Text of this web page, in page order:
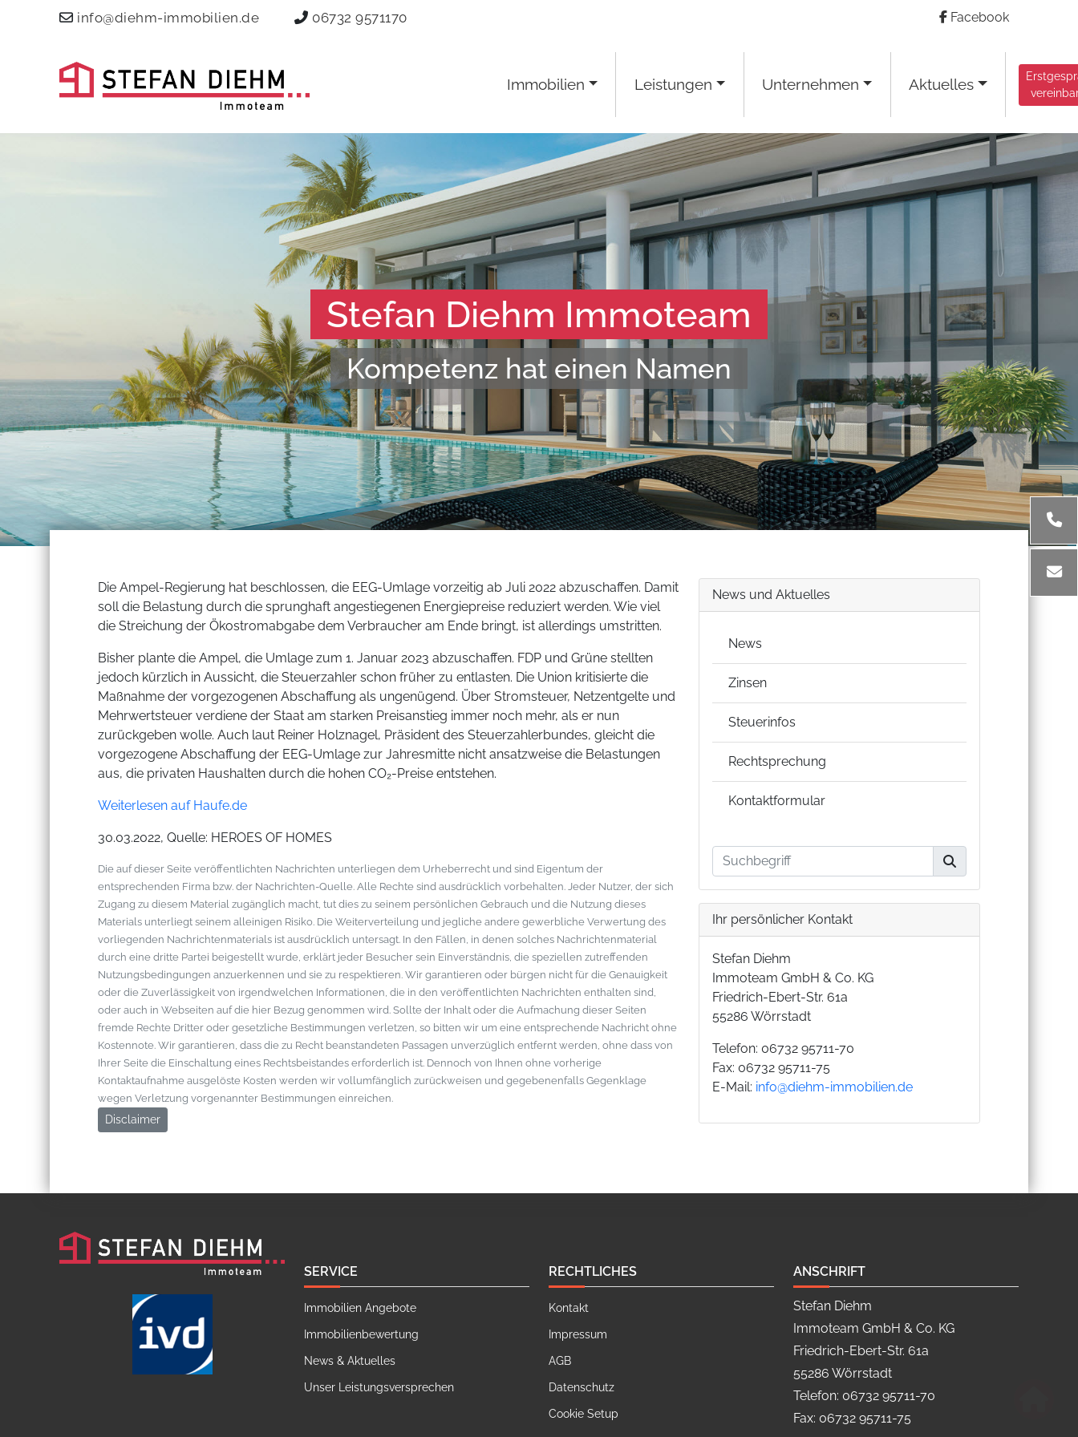
info@diehm-immobilien.de 06732 9571170 Facebook
Immobilien Leistungen Unternehmen Aktuelles
Stefan Diehm Immoteam
Kompetenz hat einen Namen
Die Ampel-Regierung hat beschlossen, die EEG-Umlage vorzeitig ab Juli 2022 abzuschaffen. Damit
soll die Belastung durch die sprunghaft angestiegenen Energiepreise reduziert werden. Wie viel
die Streichung der Ökostromabgabe dem Verbraucher am Ende bringt, ist allerdings umstritten.
Bisher plante die Ampel, die Umlage zum 1. Januar 2023 abzuschaffen. FDP und Grüne stellten
jedoch kürzlich in Aussicht, die Steuerzahler schon früher zu entlasten. Die Union kritisierte die
Maßnahme der vorgezogenen Abschaffung als ungenügend. Über Stromsteuer, Netzentgelte und
Mehrwertsteuer verdiene der Staat am starken Preisanstieg immer noch mehr, als er nun
zurückgeben wolle. Auch laut Reiner Holznagel, Präsident des Steuerzahlerbundes, gleicht die
vorgezogene Abschaffung der EEG-Umlage zur Jahresmitte nicht ansatzweise die Belastungen
aus, die privaten Haushalten durch die hohen CO₂-Preise entstehen.
Weiterlesen auf Haufe.de
30.03.2022, Quelle: HEROES OF HOMES
Die auf dieser Seite veröffentlichten Nachrichten unterliegen dem Urheberrecht und sind Eigentum der
entsprechenden Firma bzw. der Nachrichten-Quelle. Alle Rechte sind ausdrücklich vorbehalten. Jeder Nutzer, der sich
Zugang zu diesem Material zugänglich macht, tut dies zu seinem persönlichen Gebrauch und die Nutzung dieses
Materials unterliegt seinem alleinigen Risiko. Die Weiterverteilung und jegliche andere gewerbliche Verwertung des
vorliegenden Nachrichtenmaterials ist ausdrücklich untersagt. In den Fällen, in denen solches Nachrichtenmaterial
durch eine dritte Partei beigestellt wurde, erklärt jeder Besucher sein Einverständnis, die speziellen zutreffenden
Nutzungsbedingungen anzuerkennen und sie zu respektieren. Wir garantieren oder bürgen nicht für die Genauigkeit
oder die Zuverlässigkeit von irgendwelchen Informationen, die in den veröffentlichten Nachrichten enthalten sind,
oder auch in Webseiten auf die hier Bezug genommen wird. Sollte der Inhalt oder die Aufmachung dieser Seiten
fremde Rechte Dritter oder gesetzliche Bestimmungen verletzen, so bitten wir um eine entsprechende Nachricht ohne
Kostennote. Wir garantieren, dass die zu Recht beanstandeten Passagen unverzüglich entfernt werden, ohne dass von
Ihrer Seite die Einschaltung eines Rechtsbeistandes erforderlich ist. Dennoch von Ihnen ohne vorherige
Kontaktaufnahme ausgelöste Kosten werden wir vollumfänglich zurückweisen und gegebenenfalls Gegenklage
wegen Verletzung vorgenannter Bestimmungen einreichen.
Disclaimer
News und Aktuelles
News
Zinsen
Steuerinfos
Rechtsprechung
Kontaktformular
Ihr persönlicher Kontakt
Stefan Diehm
Immoteam GmbH & Co. KG
Friedrich-Ebert-Str. 61a
55286 Wörrstadt
Telefon: 06732 95711-70
Fax: 06732 95711-75
E-Mail: info@diehm-immobilien.de
SERVICE
Immobilien Angebote
Immobilienbewertung
News & Aktuelles
Unser Leistungsversprechen
RECHTLICHES
Kontakt
Impressum
AGB
Datenschutz
Cookie Setup
ANSCHRIFT
Stefan Diehm
Immoteam GmbH & Co. KG
Friedrich-Ebert-Str. 61a
55286 Wörrstadt
Telefon: 06732 95711-70
Fax: 06732 95711-75